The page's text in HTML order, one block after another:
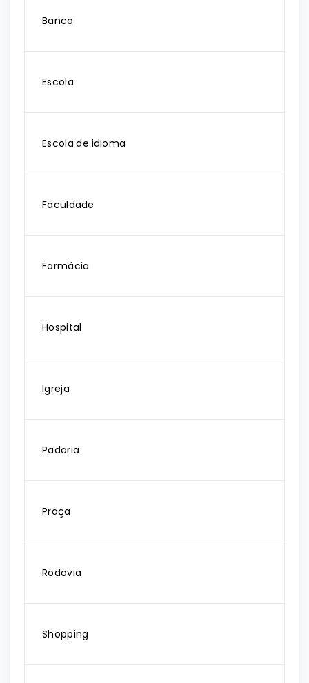
Banco
Escola
Escola de idioma
Faculdade
Farmácia
Hospital
Igreja
Padaria
Praça
Rodovia
Shopping